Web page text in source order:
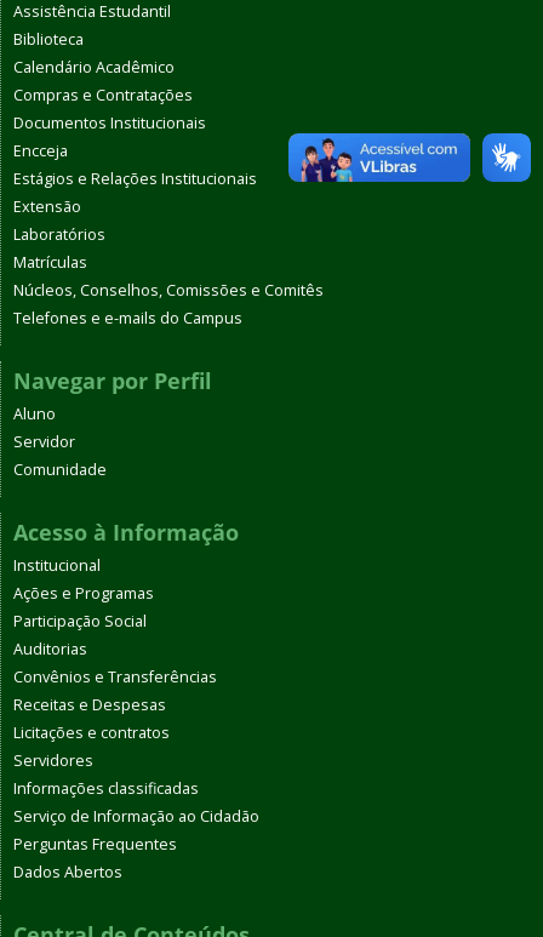
Assistência Estudantil
Biblioteca
Calendário Acadêmico
Compras e Contratações
Documentos Institucionais
Encceja
Estágios e Relações Institucionais
Extensão
Laboratórios
Matrículas
Núcleos, Conselhos, Comissões e Comitês
Telefones e e-mails do Campus
Navegar por Perfil
Aluno
Servidor
Comunidade
Acesso à Informação
Institucional
Ações e Programas
Participação Social
Auditorias
Convênios e Transferências
Receitas e Despesas
Licitações e contratos
Servidores
Informações classificadas
Serviço de Informação ao Cidadão
Perguntas Frequentes
Dados Abertos